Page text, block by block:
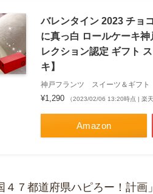
バレンタイン 2023 チョ
に真っ白 ロールケーキ
レクション認定 ギフト
キ】
神戸フランツ スイーツ＆ギフト
¥1,290 （2023/02/06 13:20時点 | 楽天
Amazon
４７都道府県ハピろー！計画